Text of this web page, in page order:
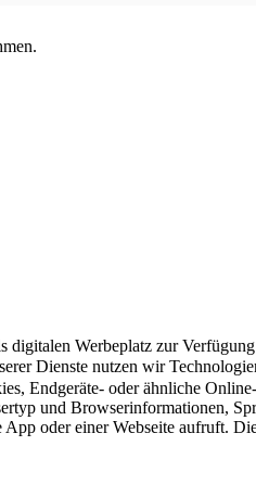
Werbeplatz zur
Dienste nutzen wir
Endgeräte- oder ähnliche
und Browserinformationen,
oder einer Webseite aufruft.